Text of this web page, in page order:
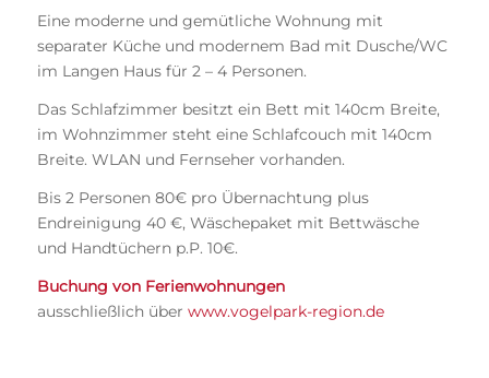
Eine moderne und gemütliche Wohnung mit
separater Küche und modernem Bad mit Dusche/WC
im Langen Haus für 2 – 4 Personen.
Das Schlafzimmer besitzt ein Bett mit 140cm Breite,
im Wohnzimmer steht eine Schlafcouch mit 140cm
Breite. WLAN und Fernseher vorhanden.
Bis 2 Personen 80€ pro Übernachtung plus
Endreinigung 40 €, Wäschepaket mit Bettwäsche
und Handtüchern p.P. 10€.
Buchung von Ferienwohnungen
ausschließlich über www.vogelpark-region.de